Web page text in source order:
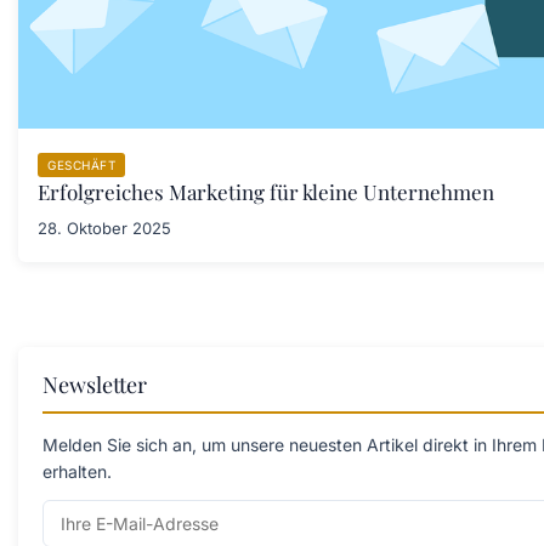
GESCHÄFT
Erfolgreiches Marketing für kleine Unternehmen
28. Oktober 2025
Newsletter
Melden Sie sich an, um unsere neuesten Artikel direkt in Ihrem
erhalten.